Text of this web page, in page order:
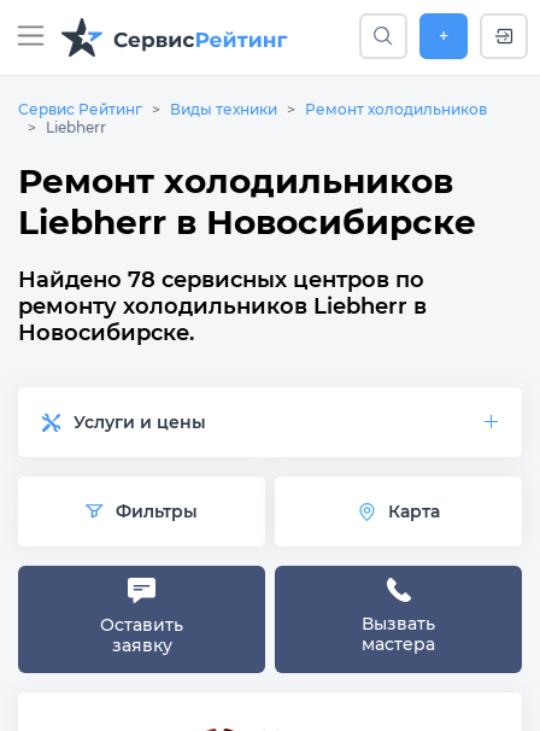
+
Сервис Рейтинг Виды техники
Ремонт холодильников
Liebherr
Ремонт холодильников
Liebherr в Новосибирске
Найдено 78 сервисных центров по
ремонту холодильников Liebherr в
Новосибирске.
Услуги и цены
Фильтры Карта
Оставить
заявку
Вызвать
мастера